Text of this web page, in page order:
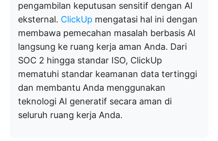
pengambilan keputusan sensitif dengan AI
eksternal. ClickUp mengatasi hal ini dengan
membawa pemecahan masalah berbasis AI
langsung ke ruang kerja aman Anda. Dari
SOC 2 hingga standar ISO, ClickUp
mematuhi standar keamanan data tertinggi
dan membantu Anda menggunakan
teknologi AI generatif secara aman di
seluruh ruang kerja Anda.